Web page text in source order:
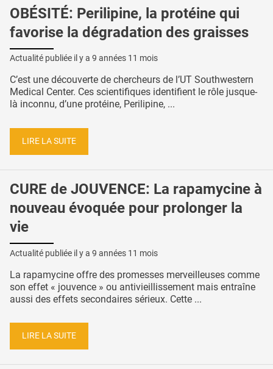
OBÉSITÉ: Perilipine, la protéine qui
favorise la dégradation des graisses
Actualité publiée il y a 9 années 11 mois
C’est une découverte de chercheurs de l’UT Southwestern
Medical Center. Ces scientifiques identifient le rôle jusque-
là inconnu, d’une protéine, Perilipine, ...
LIRE LA SUITE
CURE de JOUVENCE: La rapamycine à
nouveau évoquée pour prolonger la
vie
Actualité publiée il y a 9 années 11 mois
La rapamycine offre des promesses merveilleuses comme
son effet « jouvence » ou antivieillissement mais entraîne
aussi des effets secondaires sérieux. Cette ...
LIRE LA SUITE